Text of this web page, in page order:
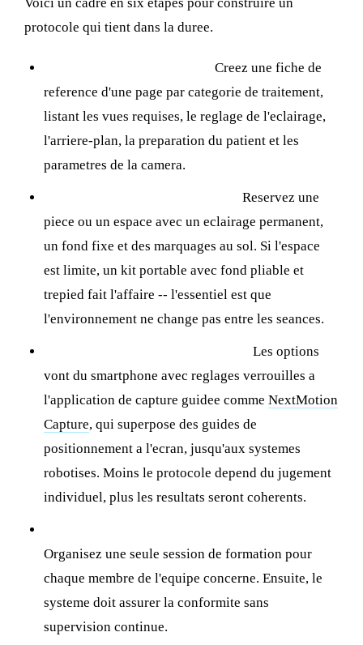
protocole qui tient dans la duree.
Creez une fiche de
reference d'une page par categorie de traitement,
listant les vues requises, le reglage de l'eclairage,
l'arriere-plan, la preparation du patient et les
parametres de la camera.
Reservez une
piece ou un espace avec un eclairage permanent,
un fond fixe et des marquages au sol. Si l'espace
est limite, un kit portable avec fond pliable et
trepied fait l'affaire -- l'essentiel est que
l'environnement ne change pas entre les seances.
Les options
vont du smartphone avec reglages verrouilles a
l'application de capture guidee comme NextMotion
Capture, qui superpose des guides de
positionnement a l'ecran, jusqu'aux systemes
robotises. Moins le protocole depend du jugement
individuel, plus les resultats seront coherents.
Organisez une seule session de formation pour
chaque membre de l'equipe concerne. Ensuite, le
systeme doit assurer la conformite sans
supervision continue.